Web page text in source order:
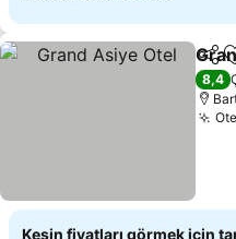
8,4
Kesin fiyatları görmek için